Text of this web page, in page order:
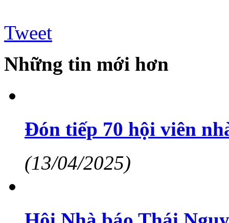
Tweet
Những tin mới hơn
Đón tiếp 70 hội viên
(13/04/2025)